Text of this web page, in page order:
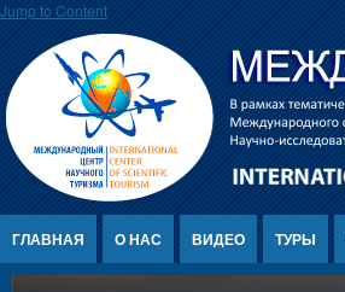
Jump to Content
ГЛАВНАЯ О НАС ВИДЕО ТУРЫ